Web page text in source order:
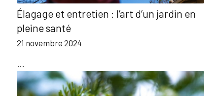
Élagage et entretien : l’art d’un jardin en
pleine santé
21 novembre 2024
…